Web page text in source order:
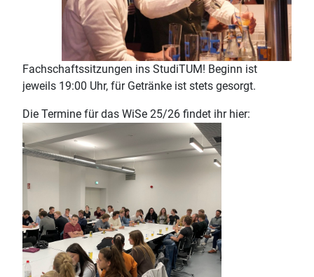
Fachschaftssitzungen ins StudiTUM! Beginn ist
jeweils 19:00 Uhr, für Getränke ist stets gesorgt.
Die Termine für das WiSe 25/26 findet ihr hier: